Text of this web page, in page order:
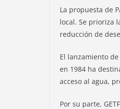
La propuesta de
local. Se prioriza
reducción de
El lanzamiento
en 1984 ha
acceso al agua,
Por su parte,